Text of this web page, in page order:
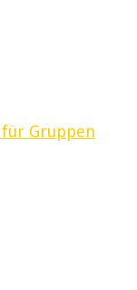
Gruppen